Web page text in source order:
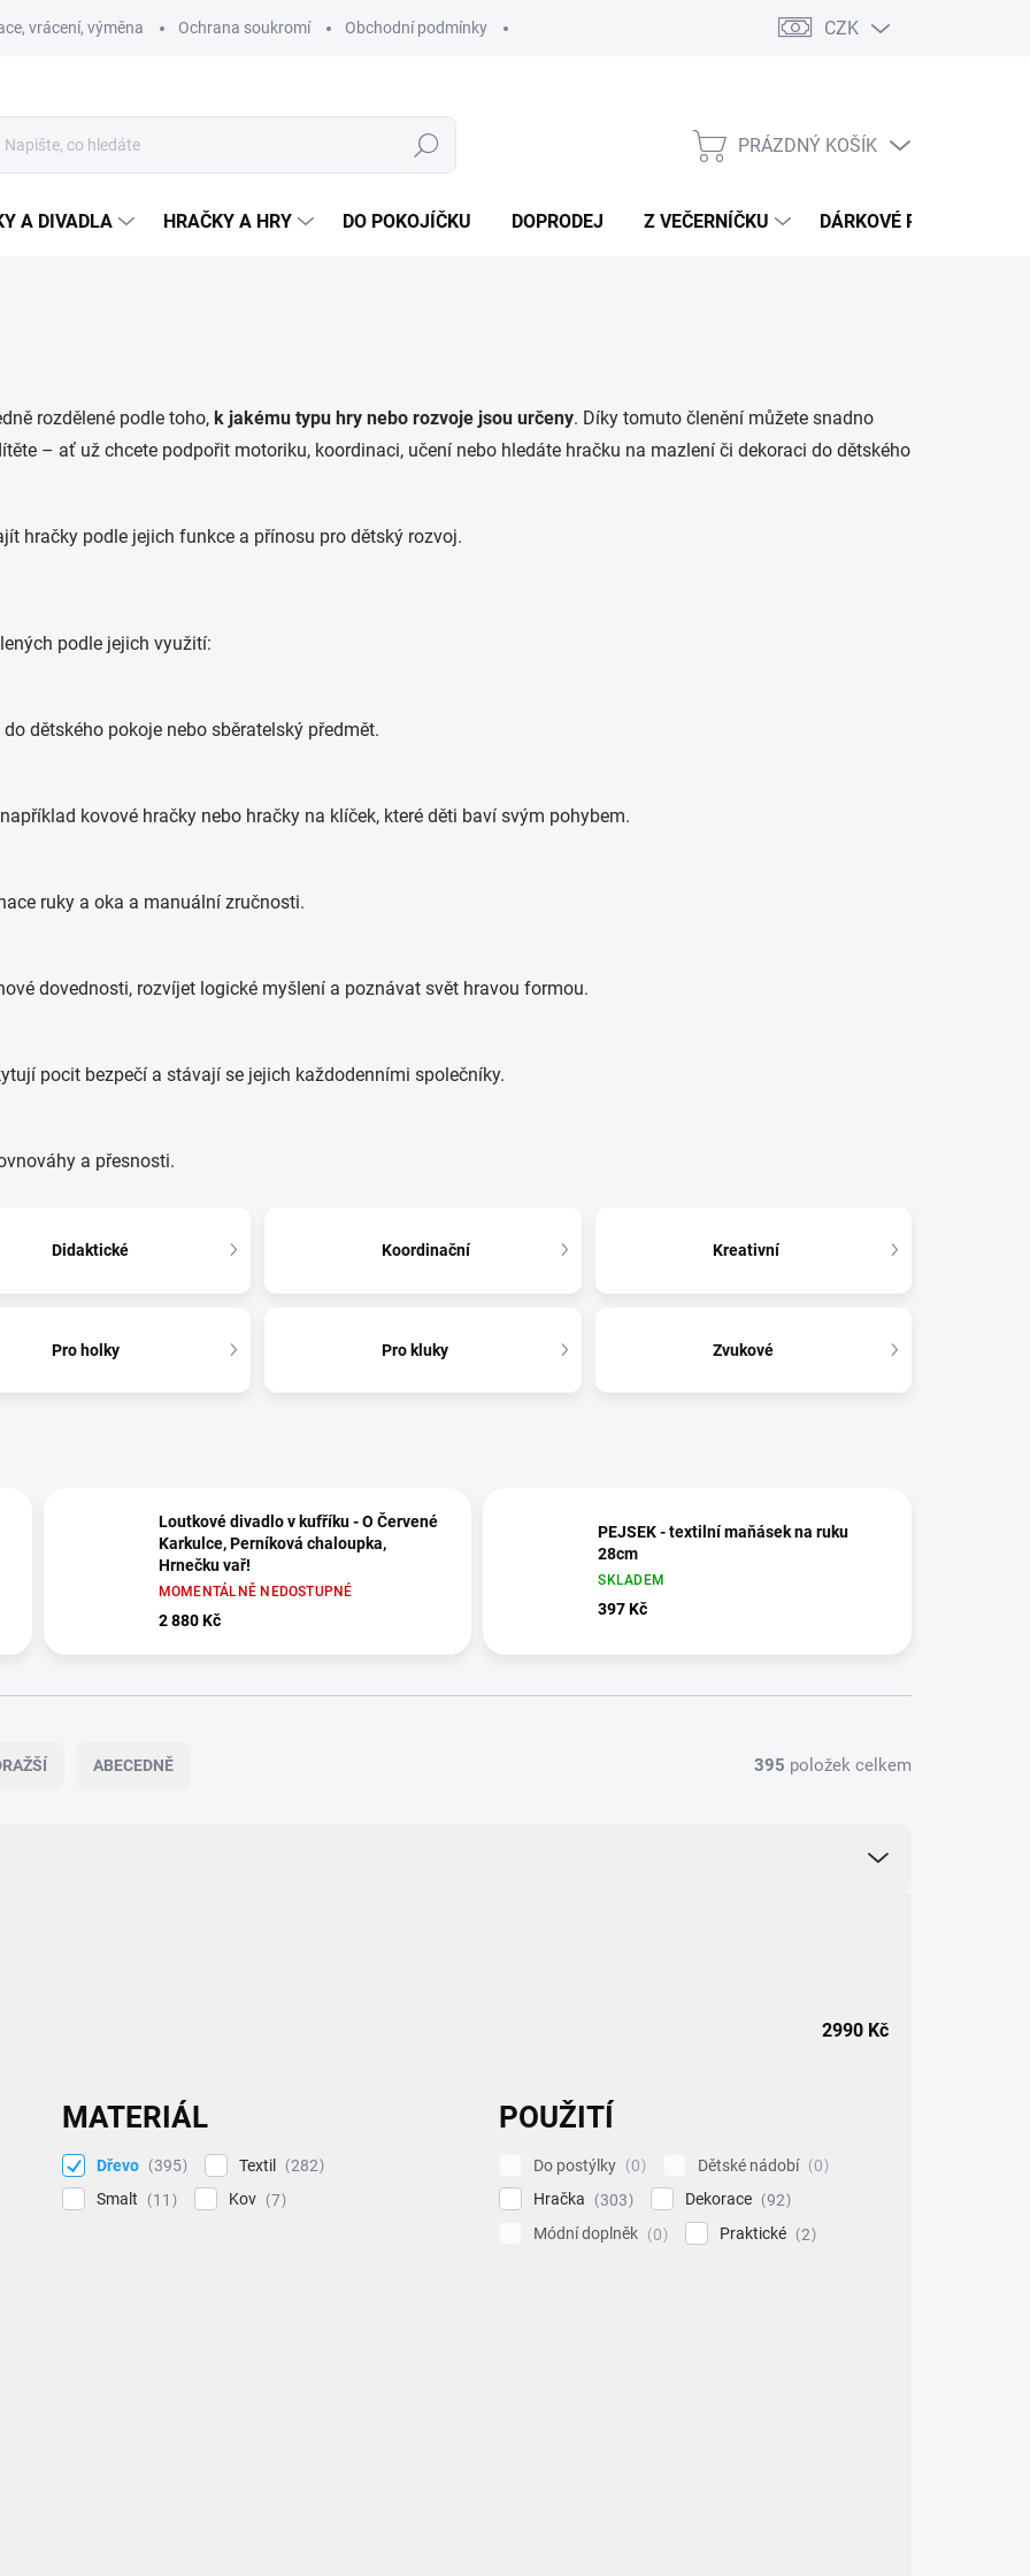
vrácení, výměna Ochrana soukromí Obchodní podmínky Moje objednávka CZK
Hledat
NÁKUPNÍ
PRÁZDNÝ KOŠÍK
A DIVADLA HRAČKY A HRY DO POKOJÍČKU DOPRODEJ Z VEČERNÍČKU DÁRKOVÉ POUKAZY
rozdělené podle toho, k jakému typu hry nebo rozvoje jsou určeny. Díky tomuto členění můžete snadno
– ať už chcete podpořit motoriku, koordinaci, učení nebo hledáte hračku na mazlení či dekoraci do dětského
hračky podle jejich funkce a přínosu pro dětský rozvoj.
podle jejich využití:
dětského pokoje nebo sběratelský předmět.
kovové hračky nebo hračky na klíček, které děti baví svým pohybem.
ruky a oka a manuální zručnosti.
dovednosti, rozvíjet logické myšlení a poznávat svět hravou formou.
pocit bezpečí a stávají se jejich každodenními společníky.
a přesnosti.
Didaktické Koordinační Kreativní
Pro holky Pro kluky Zvukové
Loutkové divadlo v kufříku - O Červené
Karkulce, Perníková chaloupka,
Hrnečku vař!
MOMENTÁLNĚ NEDOSTUPNÉ
2 880 Kč
PEJSEK - textilní maňásek na ruku
28cm
SKLADEM
397 Kč
ABECEDNĚ 395 položek celkem
2990 Kč
MATERIÁL
Dřevo 395 Textil
282
Smalt
11 Kov 7
POUŽITÍ
Do postýlky 0 Dětské nádobí
0
Hračka
303 Dekorace
92
Módní doplněk
0 Praktické 2